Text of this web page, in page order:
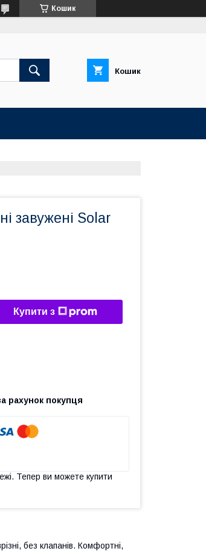
Кошик
Кошик
завужені Solar
Купити з
рахунок покупця
Тепер ви можете купити
без клапанів. Комфортні,